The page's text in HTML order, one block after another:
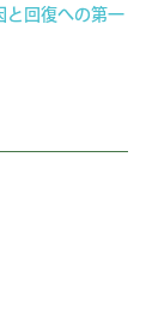
と回復への第一